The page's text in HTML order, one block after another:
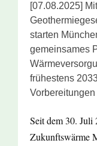
[07.08.2025]
starten
gemeinsames
frühestens
Seit dem 30. Juli
Zukunftswärme